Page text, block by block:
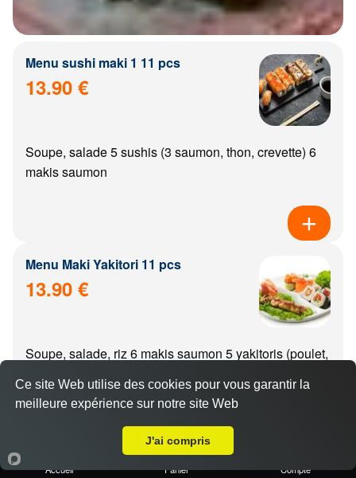
Menu sushi maki 1 11 pcs
13.90 €
Soupe, salade 5 sushis (3 saumon, thon, crevette) 6
makis saumon
Menu Maki Yakitori 11 pcs
13.90 €
Soupe, salade, riz 6 makis saumon 5 yakitoris (poulet,
Menu california Yakitori 11 pcs
Accueil Panier Compte
Ce site Web utilise des cookies pour vous garantir la
meilleure expérience sur notre site Web
J'ai compris